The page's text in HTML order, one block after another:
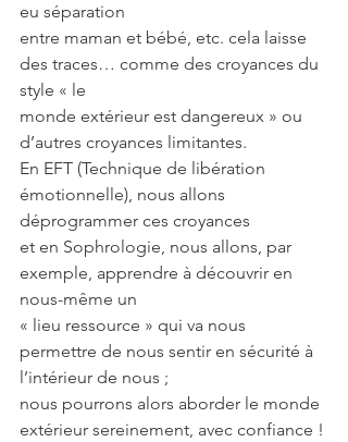
eu séparation
entre maman et bébé, etc. cela laisse
des traces… comme des croyances du
style « le
monde extérieur est dangereux » ou
d’autres croyances limitantes.
En EFT (Technique de libération
émotionnelle), nous allons
déprogrammer ces croyances
et en Sophrologie, nous allons, par
exemple, apprendre à découvrir en
nous-même un
« lieu ressource » qui va nous
permettre de nous sentir en sécurité à
l’intérieur de nous ;
nous pourrons alors aborder le monde
extérieur sereinement, avec confiance !